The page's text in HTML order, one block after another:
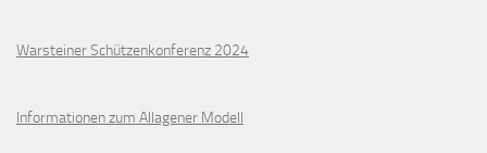
Warsteiner Schützenkonferenz 2024
Informationen zum Allagener Modell